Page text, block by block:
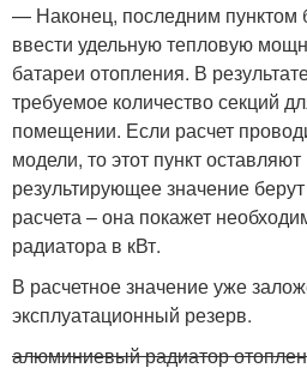
— Наконец, последним пунктом
ввести удельную тепловую
батареи отопления. В
требуемое количество секций
помещении. Если расчет
модели, то этот пункт
результирующее значение
расчета – она покажет
радиатора в кВт.
В расчетное значение уже
эксплуатационный резерв.
алюминиевый радиатор